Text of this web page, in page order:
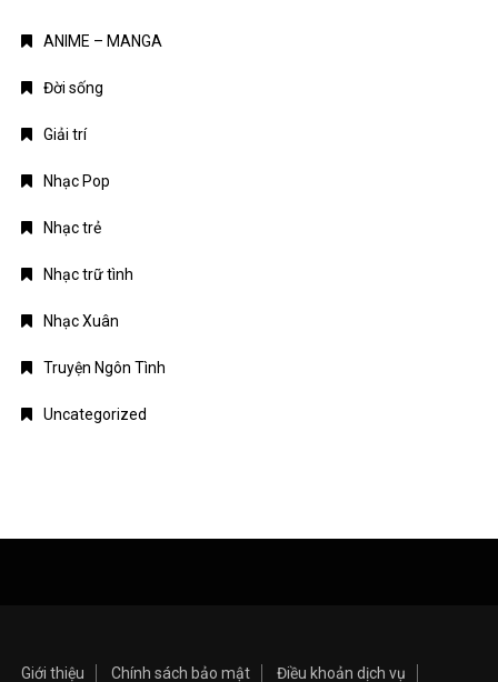
ANIME – MANGA
Đời sống
Giải trí
Nhạc Pop
Nhạc trẻ
Nhạc trữ tình
Nhạc Xuân
Truyện Ngôn Tình
Uncategorized
Giới thiệu Chính sách bảo mật
Điều khoản dịch vụ